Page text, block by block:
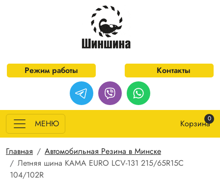
Перейти к основному содержанию
Режим работы Контакты
МЕНЮ Корзина0
Строка навигации
Главная
Автомобильная Резина в Минске
Летняя шина KAMA EURO LCV-131 215/65R15C
104/102R